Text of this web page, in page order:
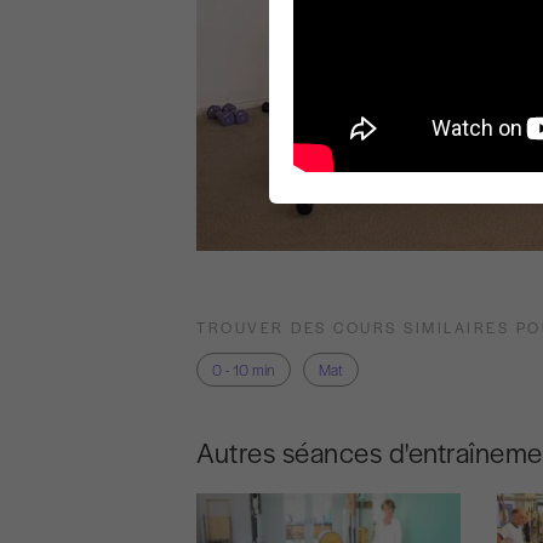
TROUVER DES COURS SIMILAIRES
0 - 10 min
Mat
Autres séances